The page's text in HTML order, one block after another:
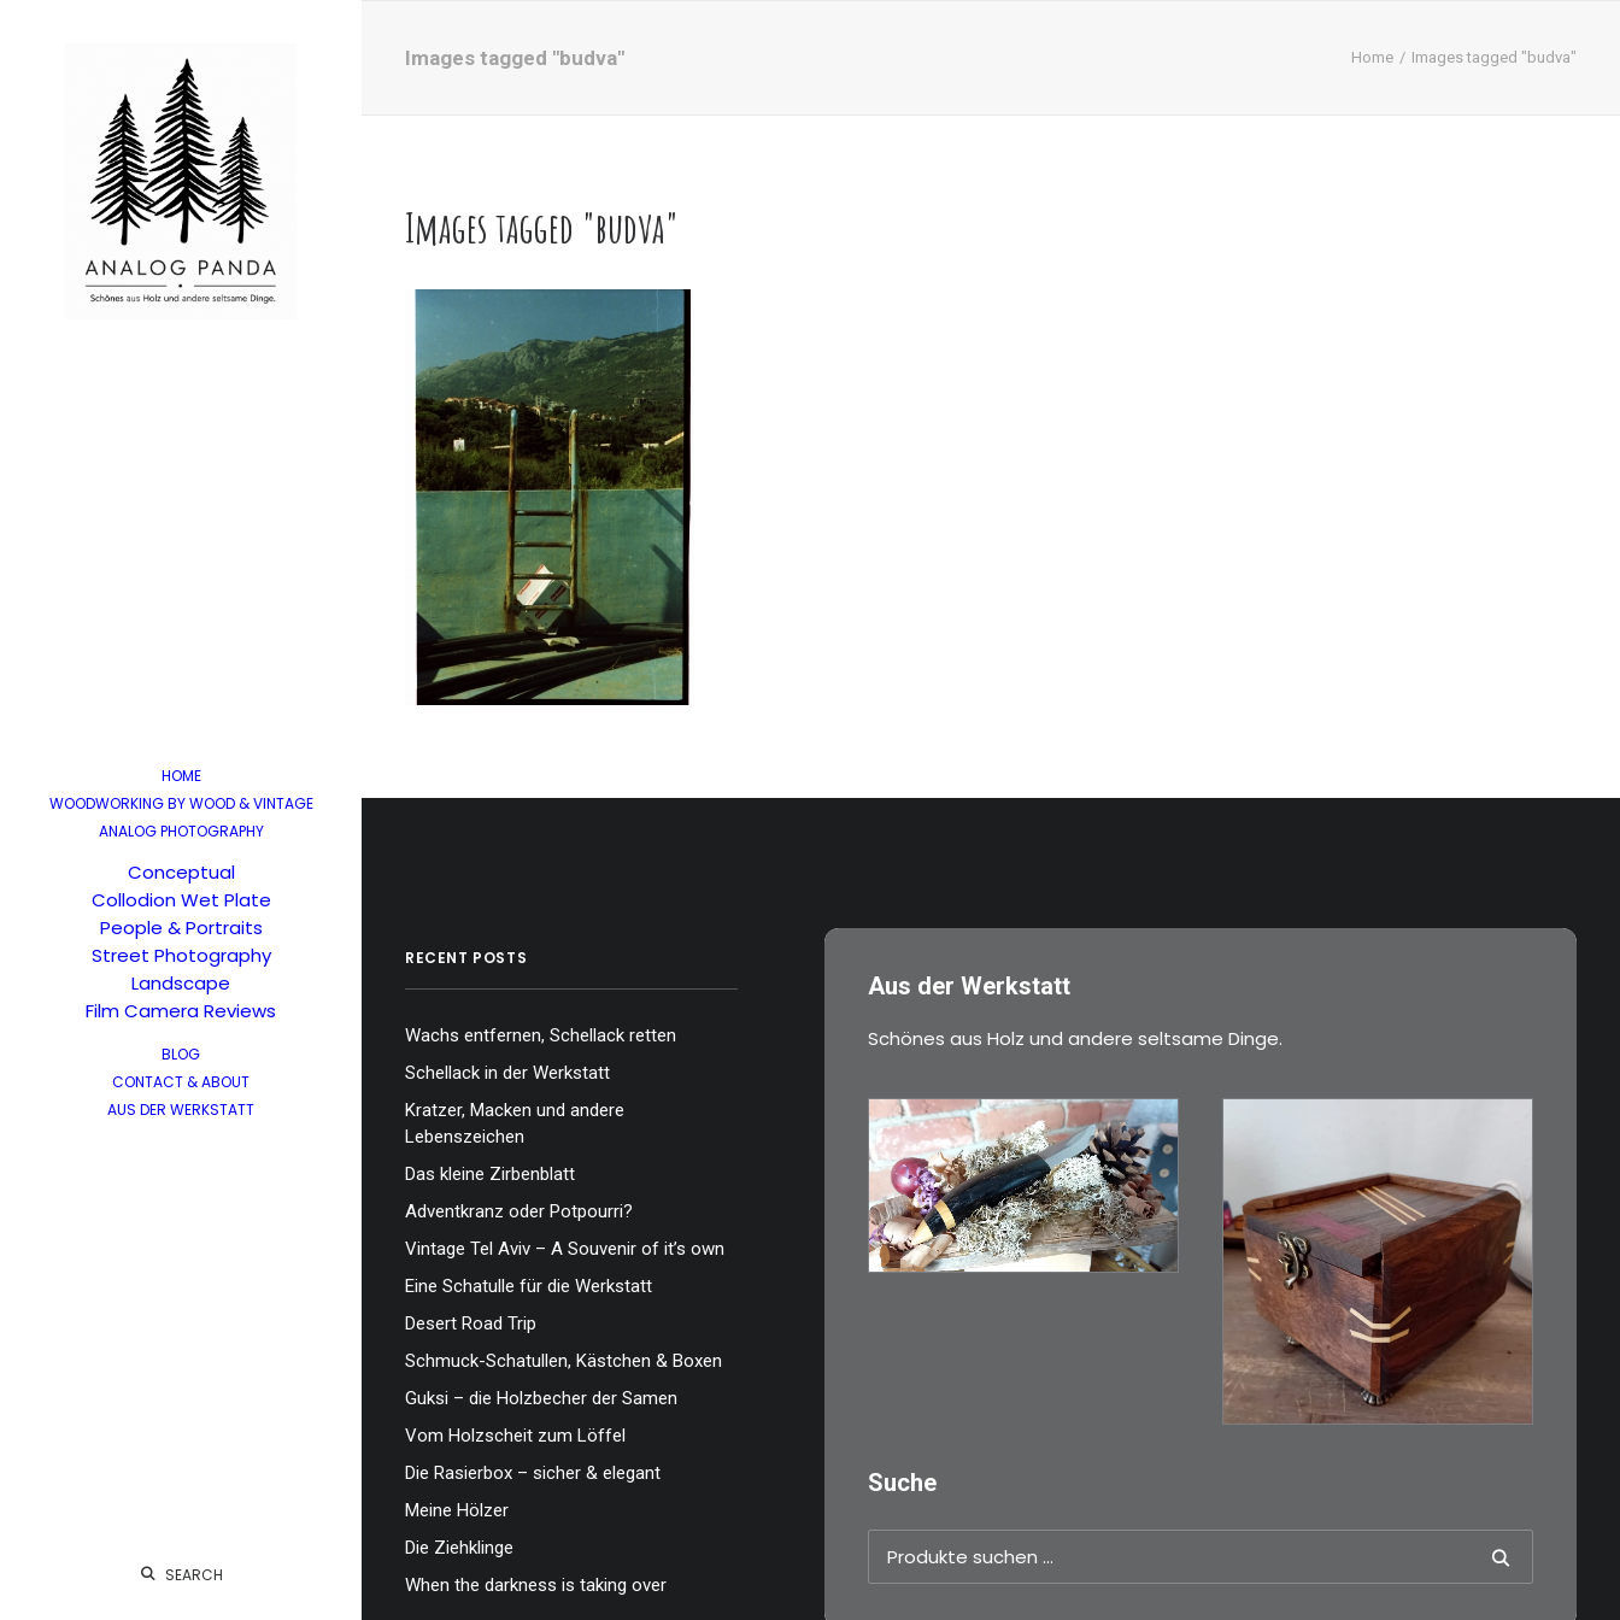
HOME
WOODWORKING BY WOOD & VINTAGE
ANALOG PHOTOGRAPHY
Conceptual
Collodion Wet Plate
People & Portraits
Street Photography
Landscape
Film Camera Reviews
BLOG
CONTACT & ABOUT
AUS DER WERKSTATT
SEARCH
Images tagged "budva" Home Images tagged "budva"
Images tagged "budva"
RECENT POSTS
Wachs entfernen, Schellack retten
Schellack in der Werkstatt
Kratzer, Macken und andere
Lebenszeichen
Das kleine Zirbenblatt
Adventkranz oder Potpourri?
Vintage Tel Aviv – A Souvenir of it’s own
Eine Schatulle für die Werkstatt
Desert Road Trip
Schmuck-Schatullen, Kästchen & Boxen
Guksi – die Holzbecher der Samen
Vom Holzscheit zum Löffel
Die Rasierbox – sicher & elegant
Meine Hölzer
Die Ziehklinge
When the darkness is taking over
Aus der Werkstatt
Schönes aus Holz und andere seltsame Dinge.
€39,00
Kleines Schmuckmesser,
ideal als…
€39,00
Eine kleine, simple
Schatulle aus
Nussbaum…
Suche